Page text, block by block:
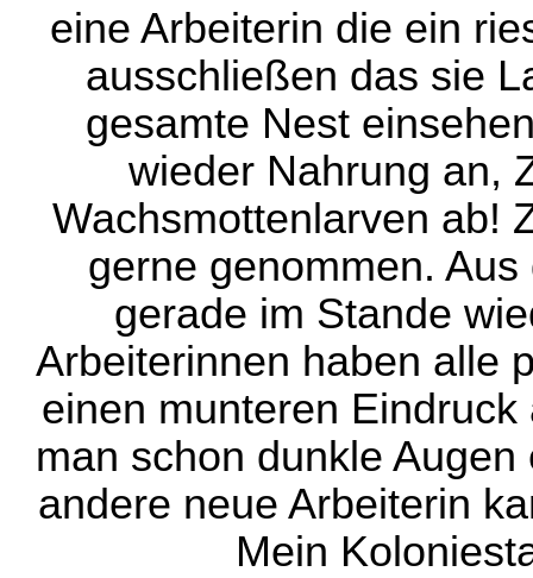
eine Arbeiterin die ein
ausschließen das sie
gesamte Nest
wieder Nahrung an,
Wachsmottenlarven ab!
gerne genommen.
gerade im Stande
Arbeiterinnen haben alle
einen munteren
man schon dunkle
andere neue Arbeiterin
Mein